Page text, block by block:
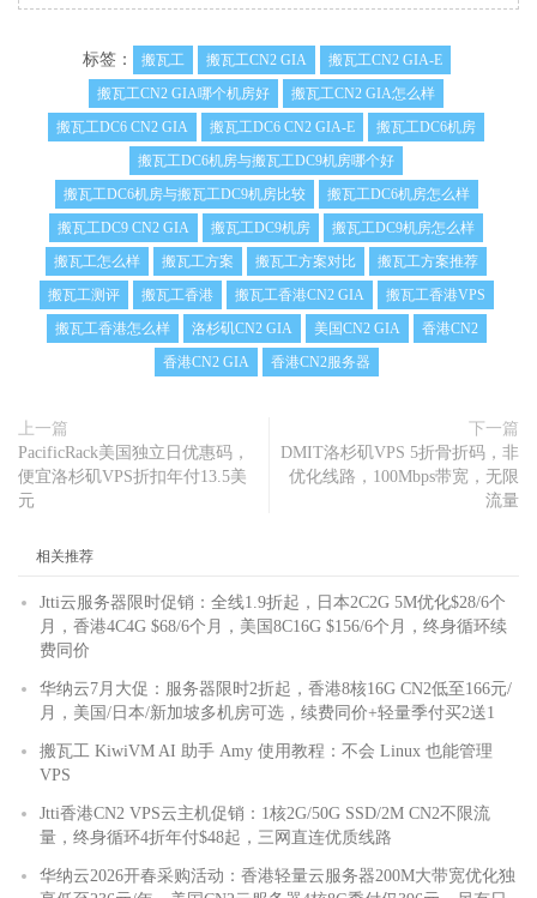
标签： 搬瓦工 搬瓦工CN2 GIA
搬瓦工CN2 GIA-E
搬瓦工CN2 GIA哪个机房好
搬瓦工CN2 GIA怎么样
搬瓦工DC6 CN2 GIA
搬瓦工DC6 CN2 GIA-E
搬瓦工DC6机房
搬瓦工DC6机房与搬瓦工DC9机房哪个好
搬瓦工DC6机房与搬瓦工DC9机房比较
搬瓦工DC6机房怎么样
搬瓦工DC9 CN2 GIA
搬瓦工DC9机房
搬瓦工DC9机房怎么样
搬瓦工怎么样
搬瓦工方案 搬瓦工方案对比
搬瓦工方案推荐
搬瓦工测评
搬瓦工香港 搬瓦工香港CN2 GIA
搬瓦工香港VPS
搬瓦工香港怎么样
洛杉矶CN2 GIA 美国CN2 GIA
香港CN2
香港CN2 GIA
香港CN2服务器
上一篇
PacificRack美国独立日优惠码，
便宜洛杉矶VPS折扣年付13.5美
元
下一篇
DMIT洛杉矶VPS 5折骨折码，非
优化线路，100Mbps带宽，无限
流量
相关推荐
Jtti云服务器限时促销：全线1.9折起，日本2C2G 5M优化$28/6个
月，香港4C4G $68/6个月，美国8C16G $156/6个月，终身循环续
费同价
华纳云7月大促：服务器限时2折起，香港8核16G CN2低至166元/
月，美国/日本/新加坡多机房可选，续费同价+轻量季付买2送1
搬瓦工 KiwiVM AI 助手 Amy 使用教程：不会 Linux 也能管理
VPS
Jtti香港CN2 VPS云主机促销：1核2G/50G SSD/2M CN2不限流
量，终身循环4折年付$48起，三网直连优质线路
华纳云2026开春采购活动：香港轻量云服务器200M大带宽优化独